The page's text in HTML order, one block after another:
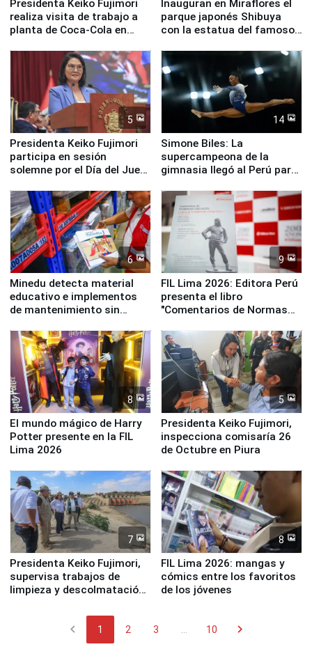
Presidenta Keiko Fujimori
realiza visita de trabajo a
planta de Coca-Cola en
Inauguran en Miraflores el
parque japonés Shibuya
con la estatua del famoso
5
Presidenta Keiko Fujimori
participa en sesión
solemne por el Día del Juez
14
Simone Biles: La
supercampeona de la
gimnasia llegó al Perú para
Panamericanos Lima 2027
6
Minedu detecta material
educativo e implementos
de mantenimiento sin
la UGEL 2
9
FIL Lima 2026: Editora Perú
presenta el libro
"Comentarios de Normas
Derecho Colectivo"
8
El mundo mágico de Harry
Potter presente en la FIL
Lima 2026
5
Presidenta Keiko Fujimori,
inspecciona comisaría 26
de Octubre en Piura
7
Presidenta Keiko Fujimori,
supervisa trabajos de
limpieza y descolmatación
8
FIL Lima 2026: mangas y
cómics entre los favoritos
de los jóvenes
chevron_left 1 2 3 10 chevron_right